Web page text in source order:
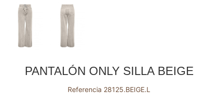
PANTALÓN ONLY SILLA BEIGE
Referencia 28125.BEIGE.L